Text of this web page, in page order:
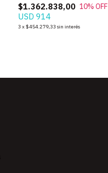
$1.362.838,00 10% OFF
USD 914
3 x $454.279,33 sin interés